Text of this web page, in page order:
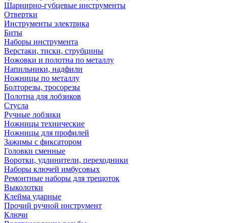
Шарнирно-губцевые инструменты
Отвертки
Инструменты электрика
Биты
Наборы инструмента
Верстаки, тиски, струбцины
Ножовки и полотна по металлу
Напильники, надфили
Ножницы по металлу
Болторезы, тросорезы
Полотна для лобзиков
Стусла
Ручные лобзики
Ножницы технические
Ножницы для профилей
Зажимы с фиксатором
Головки сменные
Воротки, удлинители, переходники
Наборы ключей имбусовых
Ремонтные наборы для трещоток
Выколотки
Клейма ударные
Прочий ручной инструмент
Ключи